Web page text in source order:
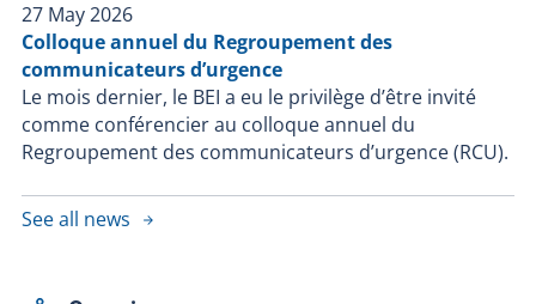
27 May 2026
Colloque annuel du Regroupement des
communicateurs d’urgence
Le mois dernier, le BEI a eu le privilège d’être invité
comme conférencier au colloque annuel du
Regroupement des communicateurs d’urgence (RCU).
See all news